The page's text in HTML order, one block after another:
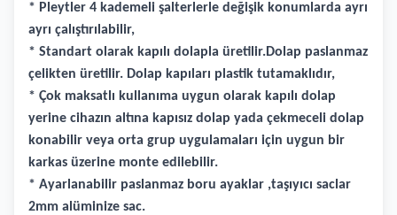
* Pleytler 4 kademeli şalterlerle değişik konumlarda ayrı
ayrı çalıştırılabilir,
* Standart olarak kapılı dolapla üretilir.Dolap paslanmaz
çelikten üretilir. Dolap kapıları plastik tutamaklıdır,
* Çok maksatlı kullanıma uygun olarak kapılı dolap
yerine cihazın altına kapısız dolap yada çekmeceli dolap
konabilir veya orta grup uygulamaları için uygun bir
karkas üzerine monte edilebilir.
* Ayarlanabilir paslanmaz boru ayaklar ,taşıyıcı saclar
2mm alüminize sac.